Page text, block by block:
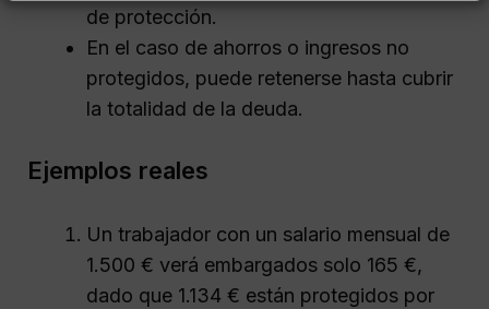
de protección.
En el caso de ahorros o ingresos no
protegidos, puede retenerse hasta cubrir
la totalidad de la deuda.
Ejemplos reales
Un trabajador con un salario mensual de
1.500 € verá embargados solo 165 €,
dado que 1.134 € están protegidos por